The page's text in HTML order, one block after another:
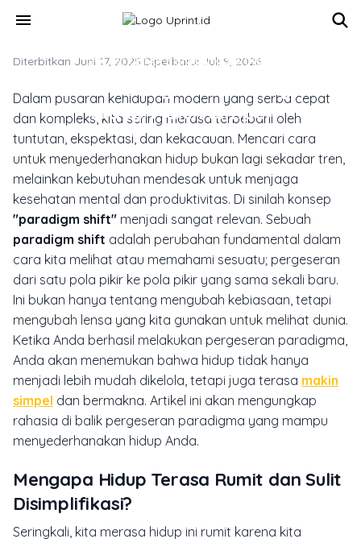
menu
SOLUSI CETAK BISNIS & KORPORAT
Rahasia Paradigm Shift Yang Bikin
Hidup Makin Simpel
Diterbitkan Juni 17, 2025·Diperbarui Juli 9, 2026
Dalam pusaran kehidupan modern yang serba cepat
dan kompleks, kita sering merasa terbebani oleh
tuntutan, ekspektasi, dan kekacauan. Mencari cara
untuk menyederhanakan hidup bukan lagi sekadar tren,
melainkan kebutuhan mendesak untuk menjaga
kesehatan mental dan produktivitas. Di sinilah konsep
"paradigm shift" menjadi sangat relevan. Sebuah
paradigm shift adalah perubahan fundamental dalam
cara kita melihat atau memahami sesuatu; pergeseran
dari satu pola pikir ke pola pikir yang sama sekali baru.
Ini bukan hanya tentang mengubah kebiasaan, tetapi
mengubah lensa yang kita gunakan untuk melihat dunia.
Ketika Anda berhasil melakukan pergeseran paradigma,
Anda akan menemukan bahwa hidup tidak hanya
menjadi lebih mudah dikelola, tetapi juga terasa makin
simpel dan bermakna. Artikel ini akan mengungkap
rahasia di balik pergeseran paradigma yang mampu
menyederhanakan hidup Anda.
Mengapa Hidup Terasa Rumit dan Sulit
Disimplifikasi?
Seringkali, kita merasa hidup ini rumit karena kita